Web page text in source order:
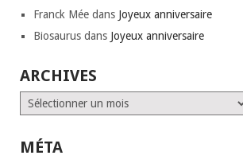
Franck Mée dans Joyeux anniversaire
Biosaurus dans Joyeux anniversaire
ARCHIVES
Archives
MÉTA